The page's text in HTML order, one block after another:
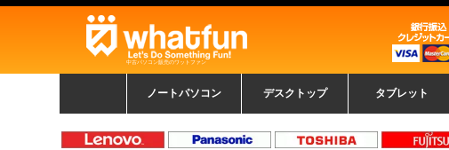
中古パソコン販売のワットファン
ノートパソコン
覧
パソコン
ッカード
デスクトップ
中古デスクトップ一覧
新品デスクトップ一
ゲーミングパソコン
トレーディングパソ
ッカード
タブレット